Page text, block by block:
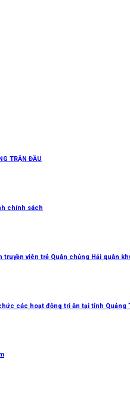
TRẬN ĐẦU
chính sách
truyền viên trẻ Quân chủng Hải quân
các hoạt động tri ân tại tỉnh Quảng